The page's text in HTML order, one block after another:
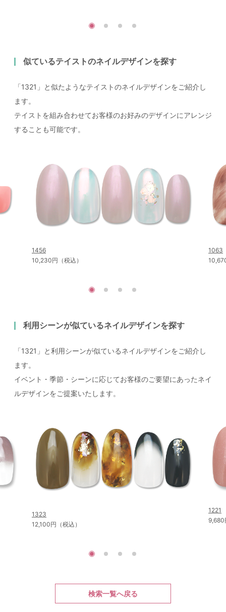
似ているテイストのネイルデザインを探す
「1321」と似たようなテイストのネイルデザインをご紹介し
ます。
テイストを組み合わせてお客様のお好みのデザインにアレンジ
することも可能です。
1456
10,230円（税込）
1063
利用シーンが似ているネイルデザインを探す
「1321」と利用シーンが似ているネイルデザインをご紹介し
ます。
イベント・季節・シーンに応じてお客様のご要望にあったネイ
ルデザインをご提案いたします。
1323
12,100円（税込）
1221
9,680
検索一覧へ戻る